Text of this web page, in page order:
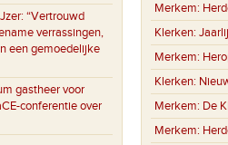
“Vertrouwd
verrassingen,
een gemoedelijke
gastheer voor
conferentie over
Merkem:
Klerken:
Merkem:
Klerken:
Merkem: De
Merkem: